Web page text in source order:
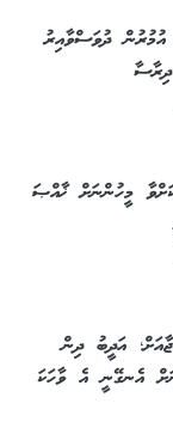
ދުވަސްވާއިރު
މީހުންނަށް ޚާއްޞަ
އަދީބު ދިން
އެނގޭނީ އެ ވާހަކަ